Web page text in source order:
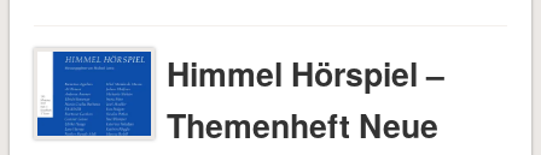
Himmel Hörspiel –
Themenheft Neue